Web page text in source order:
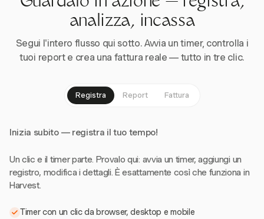
analizza, incassa
Segui l'intero flusso qui sotto. Avvia un timer, controlla i
tuoi report e crea una fattura reale — tutto in tre clic.
Registra Report Fattura
Inizia subito — registra il tuo tempo!
Un clic e il timer parte. Provalo qui: avvia un timer, aggiungi un
registro, modifica i dettagli. È esattamente così che funziona in
Harvest.
Timer con un clic da browser, desktop e mobile